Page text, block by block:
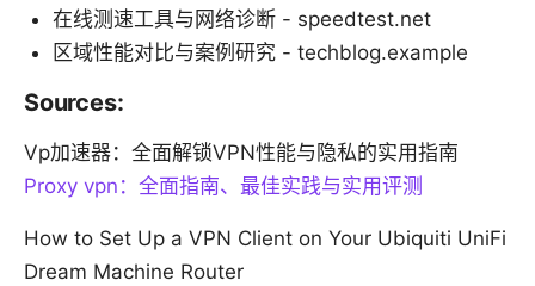
在线测速工具与网络诊断 - speedtest.net
区域性能对比与案例研究 - techblog.example
Sources:
Vp加速器：全面解锁VPN性能与隐私的实用指南
Proxy vpn：全面指南、最佳实践与实用评测
How to Set Up a VPN Client on Your Ubiquiti UniFi
Dream Machine Router